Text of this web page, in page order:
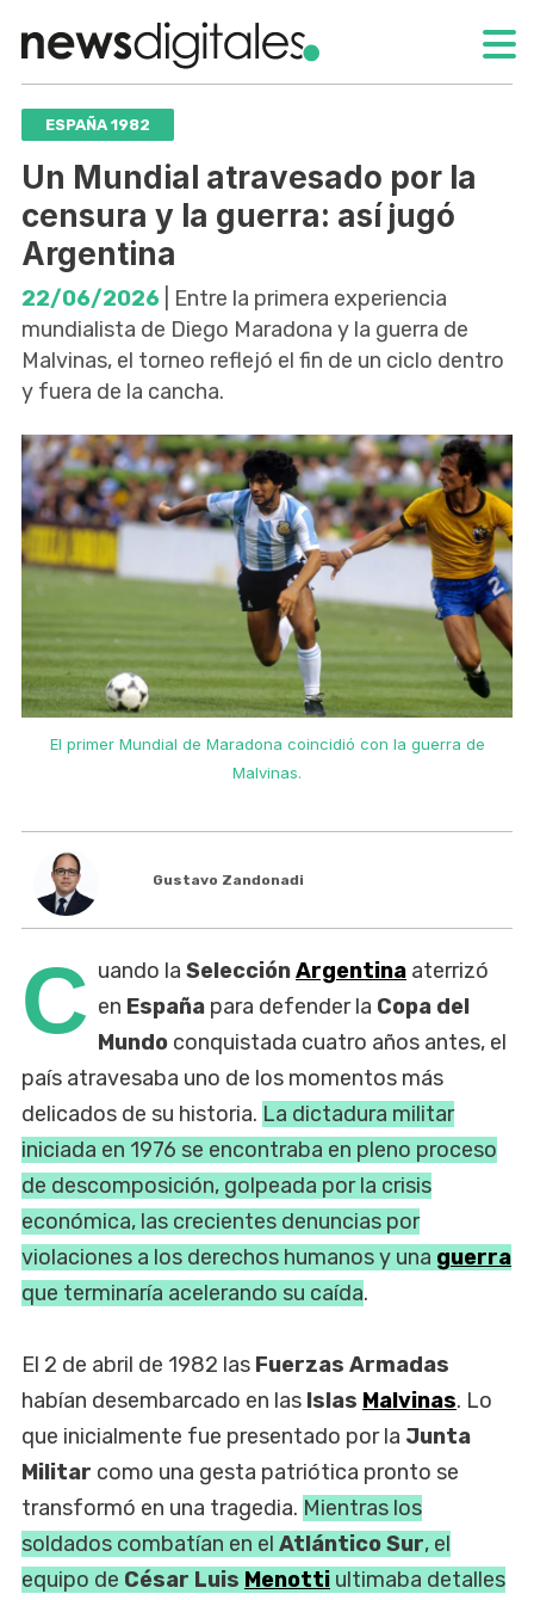
ESPAÑA 1982
Un Mundial atravesado por la
censura y la guerra: así jugó
Argentina
22/06/2026 | Entre la primera experiencia
mundialista de Diego Maradona y la guerra de
Malvinas, el torneo reflejó el fin de un ciclo dentro
y fuera de la cancha.
El primer Mundial de Maradona coincidió con la guerra de
Malvinas.
Gustavo Zandonadi
C uando la SelecciónArgentina aterrizó
en España para defender la Copa del
Mundo conquistada cuatro años antes, el
país atravesaba uno de los momentos más
delicados de su historia. La dictadura militar
iniciada en 1976 se encontraba en pleno proceso
de descomposición, golpeada por la crisis
económica, las crecientes denuncias por
violaciones a los derechos humanos y una guerra
que terminaría acelerando su caída.
El 2 de abril de 1982 las Fuerzas Armadas
habían desembarcado en las Islas Malvinas. Lo
que inicialmente fue presentado por la Junta
Militar como una gesta patriótica pronto se
transformó en una tragedia. Mientras los
soldados combatían en el Atlántico Sur, el
equipo de César Luis Menotti ultimaba detalles